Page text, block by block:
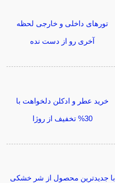
تورهای داخلی و خارجی لحظه
آخری رو از دست نده
خرید عطر و ادکلن دلخواهت با
30% تخفیف از روژا
با جدیدترین محصول از شر خشکی